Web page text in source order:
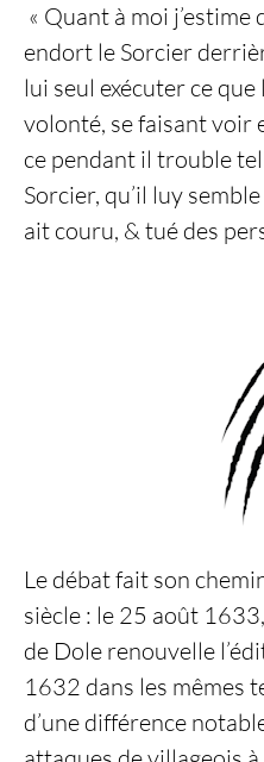
« Quant à moi
endort le Sorcier
lui seul exécuter ce que
volonté, se faisant voir
ce pendant il trouble
Sorcier, qu’il luy
ait couru, & tué des
Le débat fait son
siècle : le 25 août
de Dole renouvelle
1632 dans les mêmes
d’une différence